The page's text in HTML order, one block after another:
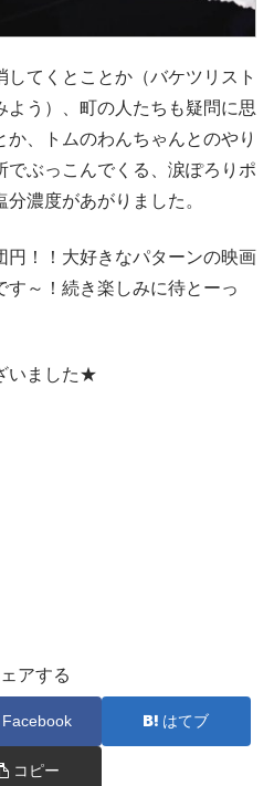
してくとことか（バケツリスト
う）、町の人たちも疑問に思
、トムのわんちゃんとのやり
でぶっこんでくる、涙ぽろりポ
濃度があがりました。
円！！大好きなパターンの映画
す～！続き楽しみに待とーっ
いました★
アする
Facebook はてブ
コピー